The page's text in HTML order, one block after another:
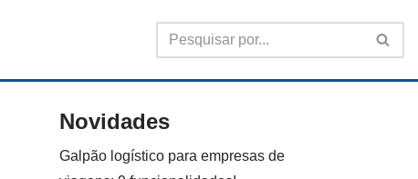
Novidades
Galpão logístico para empresas de